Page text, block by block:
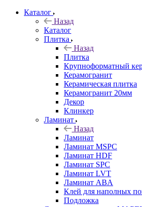
Каталог
Назад
Каталог
Плитка
Назад
Плитка
Крупноформатный
Керамогранит
Керамическая плитка
Керамогранит 20мм
Декор
Клинкер
Ламинат
Назад
Ламинат
Ламинат MSPC
Ламинат HDF
Ламинат SPC
Ламинат LVT
Ламинат ABA
Клей для наполных
Подложка